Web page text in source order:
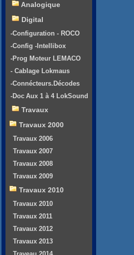
Analogique
Digital
-Configuration - ROCO
-Config -Intellibox
-Prog Moteur LEMACO
- Cablage Lokmaus
-Connécteurs.Décodes
-Doc Aux 1 à 4 LokSound
Travaux
Travaux 2000
Travaux 2006
Travaux 2007
Travaux 2008
Travaux 2009
Travaux 2010
Travaux 2010
Travaux 2011
Travaux 2012
Travaux 2013